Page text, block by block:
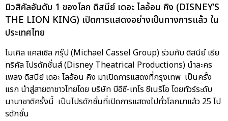
มิวสิคัลอันดับ 1 ของโลก ดิสนีย์ เดอะ ไลอ้อน คิง (DISNEY’S
THE LION KING) เปิดการแสดงอย่างเป็นทางการแล้ว ใน
ประเทศไทย
ไมเคิล แคสเซิล กรุ๊ป (Michael Cassel Group) ร่วมกับ ดิสนีย์ เธีย
ทริคัล โปรดักชั่นส์ (Disney Theatrical Productions) นำละคร
เพลง ดิสนีย์ เดอะ ไลอ้อน คิง มาเปิดการแสดงที่กรุงเทพ เป็นครั้ง
แรก นำสู่สายตาชาวไทยโดย บริษัท บีอีซี-เทโร ซีเนริโอ โดยทัวร์ระดับ
นานาชาติครั้งนี้ เป็นโปรดักชั่นที่เปิดการแสดงไปทั่วโลกมาแล้ว 25 โป
รดักชั่น